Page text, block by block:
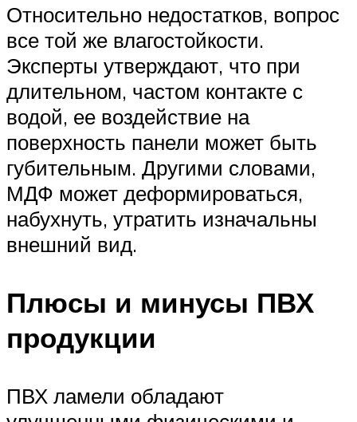
Относительно недостатков, вопрос
все той же влагостойкости.
Эксперты утверждают, что при
длительном, частом контакте с
водой, ее воздействие на
поверхность панели может быть
губительным. Другими словами,
МДФ может деформироваться,
набухнуть, утратить изначальны
внешний вид.
Плюсы и минусы ПВХ
продукции
ПВХ ламели обладают